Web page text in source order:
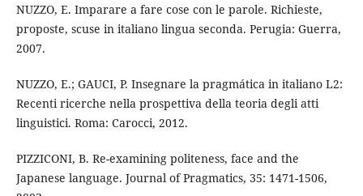
NUZZO, E. Imparare a fare cose con le parole. Richieste,
proposte, scuse in italiano lingua seconda. Perugia: Guerra,
2007.
NUZZO, E.; GAUCI, P. Insegnare la pragmática in italiano L2:
Recenti ricerche nella prospettiva della teoria degli atti
linguistici. Roma: Carocci, 2012.
PIZZICONI, B. Re-examining politeness, face and the
Japanese language. Journal of Pragmatics, 35: 1471-1506,